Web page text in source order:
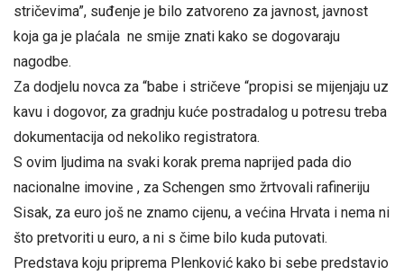
stričevima”, suđenje je bilo zatvoreno za javnost, javnost
koja ga je plaćala ne smije znati kako se dogovaraju
nagodbe.
Za dodjelu novca za “babe i stričeve “propisi se mijenjaju uz
kavu i dogovor, za gradnju kuće postradalog u potresu treba
dokumentacija od nekoliko registratora.
S ovim ljudima na svaki korak prema naprijed pada dio
nacionalne imovine , za Schengen smo žrtvovali rafineriju
Sisak, za euro još ne znamo cijenu, a većina Hrvata i nema ni
što pretvoriti u euro, a ni s čime bilo kuda putovati.
Predstava koju priprema Plenković kako bi sebe predstavio